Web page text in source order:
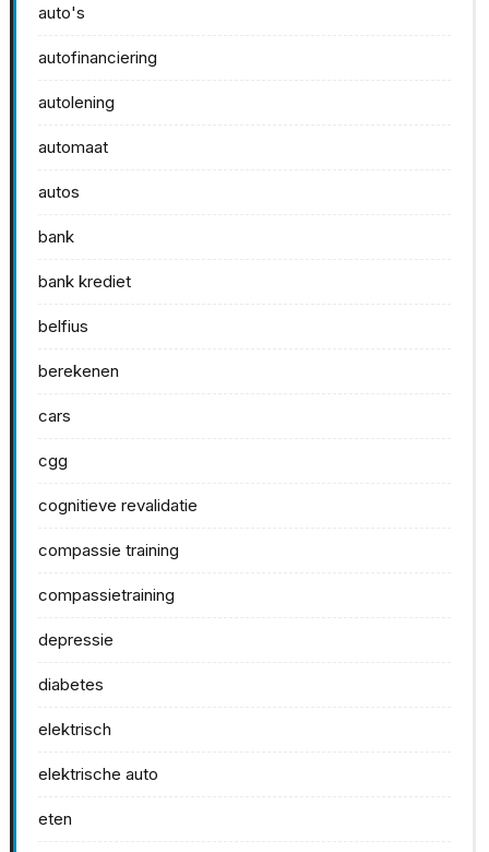
auto's
autofinanciering
autolening
automaat
autos
bank
bank krediet
belfius
berekenen
cars
cgg
cognitieve revalidatie
compassie training
compassietraining
depressie
diabetes
elektrisch
elektrische auto
eten